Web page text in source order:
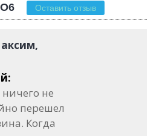
Оставить отзыв
не
перешел
Когда